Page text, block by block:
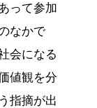
って参加
なかで
会になる
値観を分
指摘が出